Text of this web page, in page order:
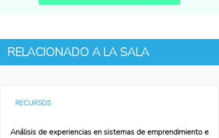
RELACIONADO A LA SALA
RECURSOS
Análisis de experiencias en sistemas de emprendimiento e